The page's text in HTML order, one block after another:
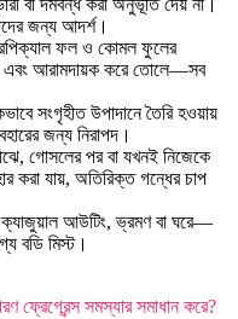
বা দমবন্ধ করা অনুভূতি দেয় না।
জন্য আদর্শ।
ফল ও কোমল ফুলের
এবং আরামদায়ক করে তোলে—সব
সংগৃহীত উপাদানে তৈরি হওয়ায়
জন্য নিরাপদ।
গোসলের পর বা যখনই নিজেকে
করা যায়, অতিরিক্ত গন্ধের চাপ
আউটিং, ভ্রমণ বা ঘরে—
বডি মিস্ট।
সমস্যার সমাধান করে?